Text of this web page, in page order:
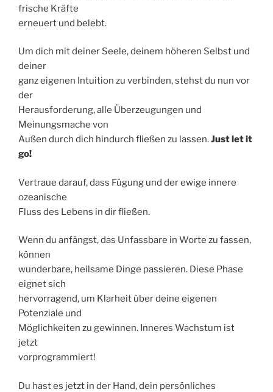
frische Kräfte
erneuert und belebt.
Um dich mit deiner Seele, deinem höheren Selbst und
deiner
ganz eigenen Intuition zu verbinden, stehst du nun vor
der
Herausforderung, alle Überzeugungen und
Meinungsmache von
Außen durch dich hindurch fließen zu lassen.Just let it
go!
Vertraue darauf, dass Fügung und der ewige innere
ozeanische
Fluss des Lebens in dir fließen.
Wenn du anfängst, das Unfassbare in Worte zu fassen,
können
wunderbare, heilsame Dinge passieren. Diese Phase
eignet sich
hervorragend, um Klarheit über deine eigenen
Potenziale und
Möglichkeiten zu gewinnen. Inneres Wachstum ist
jetzt
vorprogrammiert!
Du hast es jetzt in der Hand, dein persönliches